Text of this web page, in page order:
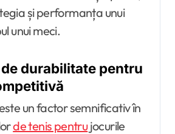
și performanța unui
unui meci.
durabilitate pentru
un factor semnificativ în
de tenis pentrujocurile